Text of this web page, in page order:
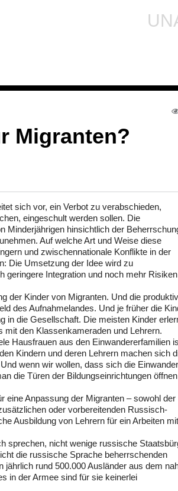
Migranten?
sich vor, ein Verbot zu verabschieden,
eingeschult werden sollen. Die
Minderjährigen hinsichtlich der
Auf welche Art und Weise diese
und zwischennationale Konflikte in der
Die Umsetzung der Idee wird zu
geringere Integration und noch mehr Risiken
der Kinder von Migranten. Und die
des Aufnahmelandes. Und je früher die
in die Gesellschaft. Die meisten Kinder
den Klassenkameraden und Lehrern.
Hausfrauen aus den Einwandererfamilien
Kindern und deren Lehrern machen sich
wenn wir wollen, dass sich die
die Türen der Bildungseinrichtungen öffnen
eine Anpassung der Migranten – sowohl der
oder vorbereitenden Russisch-
Ausbildung von Lehrern für ein Arbeiten mit
sprechen, nicht wenige russische
die russische Sprache beherrschenden
rund 500.000 Ausländer aus dem
in der Armee sind für sie keinerlei